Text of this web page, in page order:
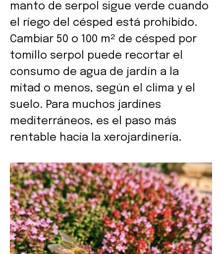
manto de serpol sigue verde cuando
el riego del césped está prohibido.
Cambiar 50 o 100 m² de césped por
tomillo serpol puede recortar el
consumo de agua de jardín a la
mitad o menos, según el clima y el
suelo. Para muchos jardines
mediterráneos, es el paso más
rentable hacia la xerojardinería.